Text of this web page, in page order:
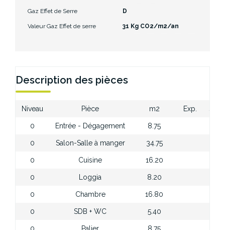
Gaz Effet de Serre D
Valeur Gaz Effet de serre 31 Kg CO2/m2/an
Description des pièces
Niveau Pièce m2 Exp. Sol
0 Entrée - Dégagement 8.75
0 Salon-Salle à manger 34.75
0 Cuisine 16.20
0 Loggia 8.20
0 Chambre 16.80
0 SDB + WC 5.40
0 Palier 8.75